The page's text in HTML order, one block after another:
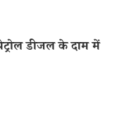
डीजल के दाम में